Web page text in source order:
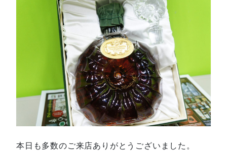
本日も多数のご来店ありがとうございました。